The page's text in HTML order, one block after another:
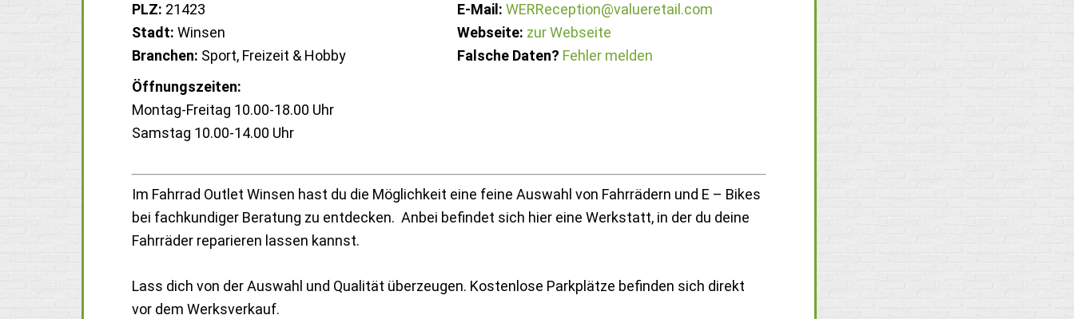
PLZ: 21423
Stadt: Winsen
Branchen: Sport, Freizeit & Hobby
E-Mail: WERReception@valueretail.com
Webseite: zur Webseite
Falsche Daten? Fehler melden
Öffnungszeiten:
Montag-Freitag 10.00-18.00 Uhr
Samstag 10.00-14.00 Uhr
Im Fahrrad Outlet Winsen hast du die Möglichkeit eine feine Auswahl von Fahrrädern und E – Bikes
bei fachkundiger Beratung zu entdecken. Anbei befindet sich hier eine Werkstatt, in der du deine
Fahrräder reparieren lassen kannst.
Lass dich von der Auswahl und Qualität überzeugen. Kostenlose Parkplätze befinden sich direkt
vor dem Werksverkauf.